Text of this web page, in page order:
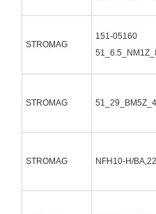
STROMAG
151-05160
STROMAG
STROMAG NFH10-H/